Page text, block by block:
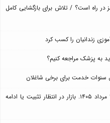
هرمز در راه است؟ / تلاش برای بازگشایی کامل
زندانیان را کسب کرد
به پزشک مراجعه کنیم؟
سنوات خدمت برای برخی شاغلان
پیش بینی قیمت طلا، سکه و دلار شنبه ۱۷ مرداد ۱۴۰۵. بازار در انتظار تثبیت یا ادامه